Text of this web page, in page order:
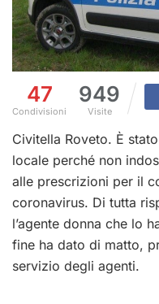
47
Condivisioni
949
Visite
Civitella Roveto. È
locale perché non
alle prescrizioni per il
coronavirus. Di tutta
l’agente donna che lo
fine ha dato di matto,
servizio degli agenti.